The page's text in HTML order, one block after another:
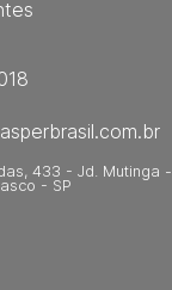
433 - Jd. Mutinga -
- SP